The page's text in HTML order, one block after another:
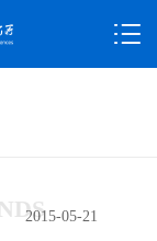
2015-05-21